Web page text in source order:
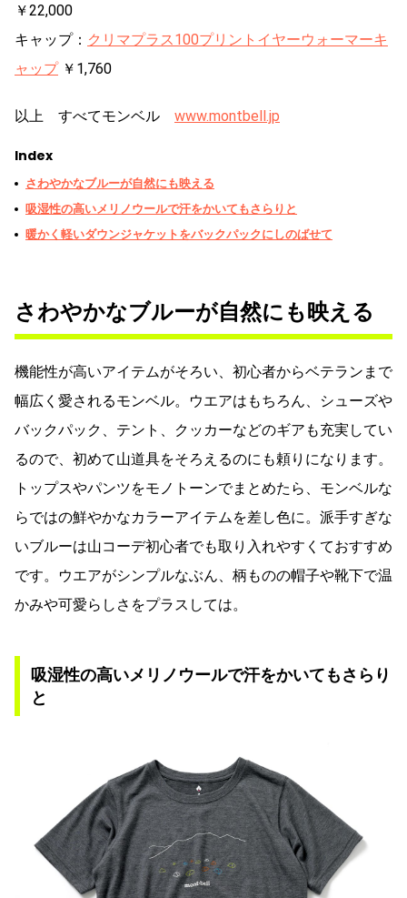
￥22,000
キャップ： クリマプラス100プリントイヤーウォーマーキ
ャップ￥1,760
以上 すべてモンベル www.montbell.jp
Index
さわやかなブルーが自然にも映える
吸湿性の高いメリノウールで汗をかいてもさらりと
暖かく軽いダウンジャケットをバックパックにしのばせて
さわやかなブルーが自然にも映える
機能性が高いアイテムがそろい、初心者からベテランまで
幅広く愛されるモンベル。ウエアはもちろん、シューズや
バックパック、テント、クッカーなどのギアも充実してい
るので、初めて山道具をそろえるのにも頼りになります。
トップスやパンツをモノトーンでまとめたら、モンベルな
らではの鮮やかなカラーアイテムを差し色に。派手すぎな
いブルーは山コーデ初心者でも取り入れやすくておすすめ
です。ウエアがシンプルなぶん、柄ものの帽子や靴下で温
かみや可愛らしさをプラスしては。
吸湿性の高いメリノウールで汗をかいてもさらり
と